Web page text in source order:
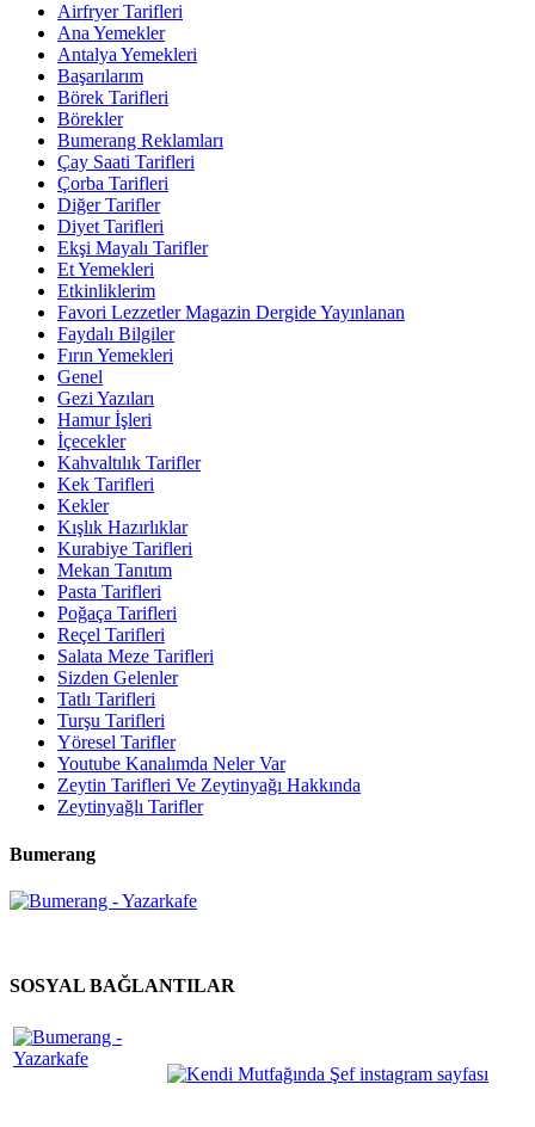
Airfryer Tarifleri
Ana Yemekler
Antalya Yemekleri
Başarılarım
Börek Tarifleri
Börekler
Bumerang Reklamları
Çay Saati Tarifleri
Çorba Tarifleri
Diğer Tarifler
Diyet Tarifleri
Ekşi Mayalı Tarifler
Et Yemekleri
Etkinliklerim
Favori Lezzetler Magazin Dergide Yayınlanan
Faydalı Bilgiler
Fırın Yemekleri
Genel
Gezi Yazıları
Hamur İşleri
İçecekler
Kahvaltılık Tarifler
Kek Tarifleri
Kekler
Kışlık Hazırlıklar
Kurabiye Tarifleri
Mekan Tanıtım
Pasta Tarifleri
Poğaça Tarifleri
Reçel Tarifleri
Salata Meze Tarifleri
Sizden Gelenler
Tatlı Tarifleri
Turşu Tarifleri
Yöresel Tarifler
Youtube Kanalımda Neler Var
Zeytin Tarifleri Ve Zeytinyağı Hakkında
Zeytinyağlı Tarifler
Bumerang
SOSYAL BAĞLANTILAR